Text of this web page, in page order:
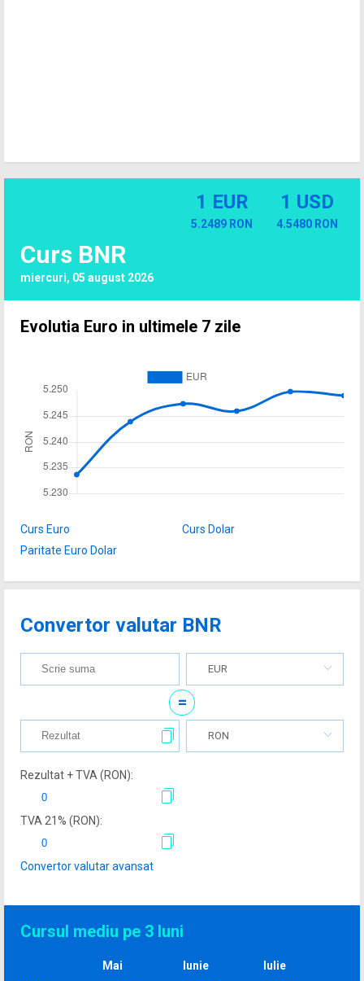
Curs BNR
miercuri, 05 august 2026
1 EUR
5.2489 RON
1 USD
4.5480 RON
Evolutia Euro in ultimele 7 zile
Curs Euro
Curs Dolar
Paritate Euro Dolar
Convertor valutar BNR
EUR
=
RON
Rezultat + TVA (RON):
TVA 21% (RON):
Convertor valutar avansat
Cursul mediu pe 3 luni
Mai Iunie
Iulie